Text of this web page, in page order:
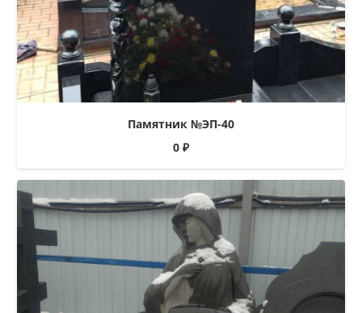
Памятник №ЭП-40
0 ₽